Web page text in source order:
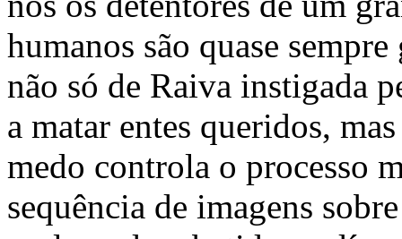
humanos são quase
não só de Raiva instigada
a matar entes queridos,
medo controla o processo
sequência de imagens